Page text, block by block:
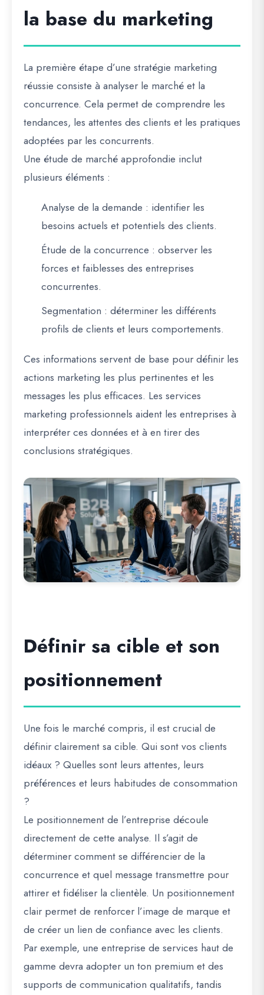
la base du marketing
La première étape d’une stratégie marketing
réussie consiste à analyser le marché et la
concurrence. Cela permet de comprendre les
tendances, les attentes des clients et les pratiques
adoptées par les concurrents.
Une étude de marché approfondie inclut
plusieurs éléments :
Analyse de la demande : identifier les
besoins actuels et potentiels des clients.
Étude de la concurrence : observer les
forces et faiblesses des entreprises
concurrentes.
Segmentation : déterminer les différents
profils de clients et leurs comportements.
Ces informations servent de base pour définir les
actions marketing les plus pertinentes et les
messages les plus efficaces. Les services
marketing professionnels aident les entreprises à
interpréter ces données et à en tirer des
conclusions stratégiques.
Définir sa cible et son
positionnement
Une fois le marché compris, il est crucial de
définir clairement sa cible. Qui sont vos clients
idéaux ? Quelles sont leurs attentes, leurs
préférences et leurs habitudes de consommation
?
Le positionnement de l’entreprise découle
directement de cette analyse. Il s’agit de
déterminer comment se différencier de la
concurrence et quel message transmettre pour
attirer et fidéliser la clientèle. Un positionnement
clair permet de renforcer l’image de marque et
de créer un lien de confiance avec les clients.
Par exemple, une entreprise de services haut de
gamme devra adopter un ton premium et des
supports de communication qualitatifs, tandis